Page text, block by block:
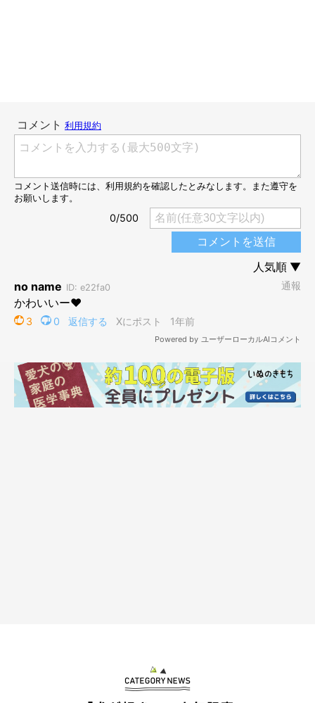
こちらが、現在のこむぎくんです。体が大きく立派に成長してい
ますね。
こむぎくんは、ケージの上に置いてある歯みがきガムやおやつが
欲しいときに、ケージの扉を開け閉めして音で飼い主さんに知ら
せるそうです。飼い主さんが気づいたら、欲しいものを鼻で指し
てじーっと見つめて訴えるようで、こちらの写真もその時のワン
飼い主さんに、以前と比べてこむぎくんが成長したと感じる部分
について聞きました。
飼い主さん：
「 体は大きくなったんですが、顔は全然変わってないなって思い
ます！そのまま成長したなって（笑）昔も今もチャームポイント